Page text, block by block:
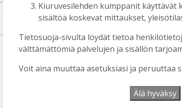
mainos päättyy
Kiuruvesilehden kumppanit käyttävät
sisältöä koskevat mittaukset,
Tietosuoja-sivulta löydät tietoa
välttämättömiä palvelujen ja sisällön
Voit aina muuttaa asetuksiasi ja peruuttaa
Älä hyväksy